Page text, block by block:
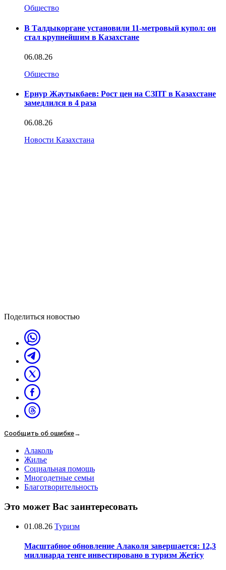
Общество
В Талдыкоргане установили 11-метровый купол: он
стал крупнейшим в Казахстане
06.08.26
Общество
Ернур Жаутыкбаев: Рост цен на СЗПТ в Казахстане
замедлился в 4 раза
06.08.26
Новости Казахстана
Поделиться новостью
Сообщить об ошибке→
Алаколь
Жилье
Социальная помощь
Многодетные семьи
Благотворительность
Это может Вас заинтересовать
01.08.26 Туризм
Масштабное обновление Алаколя завершается: 12,3
миллиарда тенге инвестировано в туризм Жетісу